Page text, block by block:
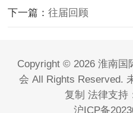
下一篇：往届回顾
Copyright © 2026 淮南国
会 All Rights Reserved.
复制 法律支持
沪ICP备